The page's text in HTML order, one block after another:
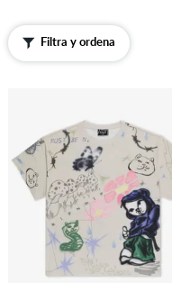
Filtra y ordena